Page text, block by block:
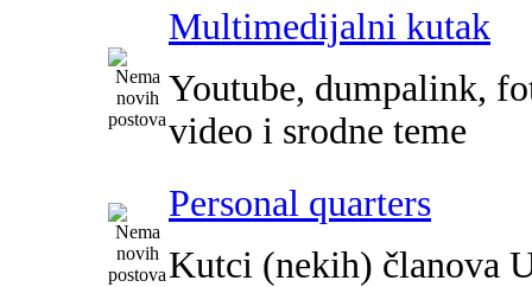
Multimedijalni kutak
Youtube, dumpalink,
video i srodne teme
Personal quarters
Kutci (nekih) članova